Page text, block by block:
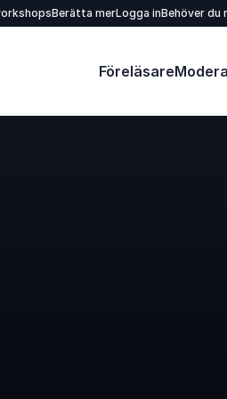
Berätta merLogga inBehöver du
Föreläsare